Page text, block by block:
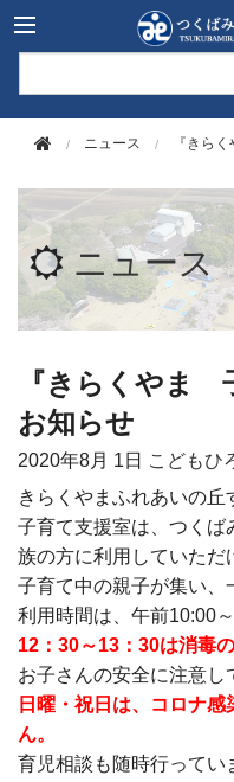
ニュース 『きら
ニュース
『きらくやま
お知らせ
2020年8月 1日 こどもひ
きらくやまふれあいの
子育て支援室は、つくば
族の方に利用していただ
子育て中の親子が集い、
利用時間は、午前10:00
12：30～13：30は消毒
お子さんの安全に注意し
日曜・祝日は、コロナ
ん。
育児相談も随時行ってい